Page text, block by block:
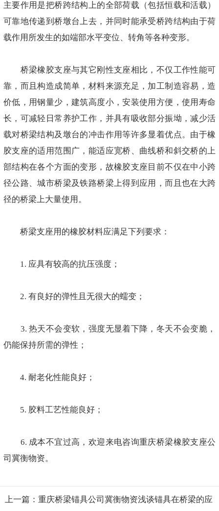
主要作用是把桥跨结构上的全部荷载（包括恒载和活载）
可靠地传递到桥墩台上去，并同时能承受桥跨结构由于荷
载作用所发生的如端部水平变位、转角等各种变形。
桥梁橡胶支座与其它刚性支座相比，不仅工作性能可
靠，而且构造成简单，材料来源充足，加工制造容易，造
价低，用钢量少，建筑高度小，安装使用方便，使用寿命
长，可减轻日常养护工作，并具有吸收部分振坳，减少活
载对桥梁结构及墩台的冲击作用等许多显着优点。由于橡
胶支座的适用范围广，能适应宽桥、曲线桥和斜交桥的上
部结构在各个方面的变形，故橡胶支座目前不仅在中小跨
径公路、城市桥梁及铁路桥梁上得到应用，而且也在大跨
径的桥梁上大量使用。
桥梁支座用的橡胶材料应满足下列要求：
1. 应具有较高的抗压强度；
2. 有良好的弹性且无很大的蠕变；
3. 热天不会变软，强度无显着下降，冬天不会变脆，
仍能保持所需的弹性；
4. 耐老化性能良好；
5. 胶料工艺性能良好；
6. 成本不宜过高，欢迎来电咨询重庆桥梁橡胶支座公
司冀衡物资。
上一篇：重庆桥梁锚具公司冀衡物资浅谈锚具在桥梁的应